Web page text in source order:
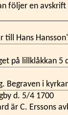
följer en avskrift
Hans
på lillklåkkan 5
Begraven i
d. 5/4 1700
är C. Erssons